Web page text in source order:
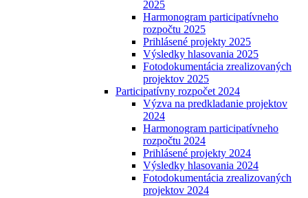
2025
Harmonogram participatívneho
rozpočtu 2025
Prihlásené projekty 2025
Výsledky hlasovania 2025
Fotodokumentácia zrealizovaných
projektov 2025
Participatívny rozpočet 2024
Výzva na predkladanie projektov
2024
Harmonogram participatívneho
rozpočtu 2024
Prihlásené projekty 2024
Výsledky hlasovania 2024
Fotodokumentácia zrealizovaných
projektov 2024